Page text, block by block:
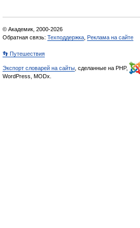
© Академик, 2000-2026
Обратная связь: Техподдержка Реклама на сайте
👣 Путешествия
Экспорт словарей на сайты , сделанные на PHP,
WordPress, MODx.